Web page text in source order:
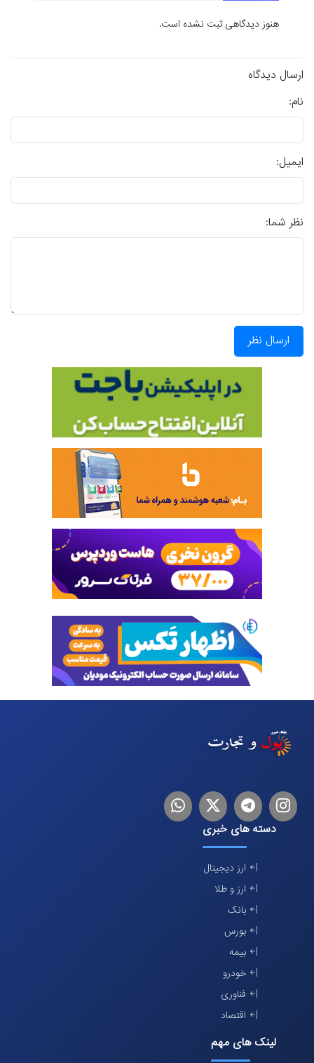
هنوز دیدگاهی ثبت نشده است.
ارسال دیدگاه
نام:
ایمیل:
نظر شما:
ارسال نظر
اینستاگرام
تلگرام توییترلینکدین
دسته های خبری
ارز دیجیتال
ارز و طلا
بانک
بورس
بیمه
خودرو
فناوری
اقتصاد
لینک های مهم